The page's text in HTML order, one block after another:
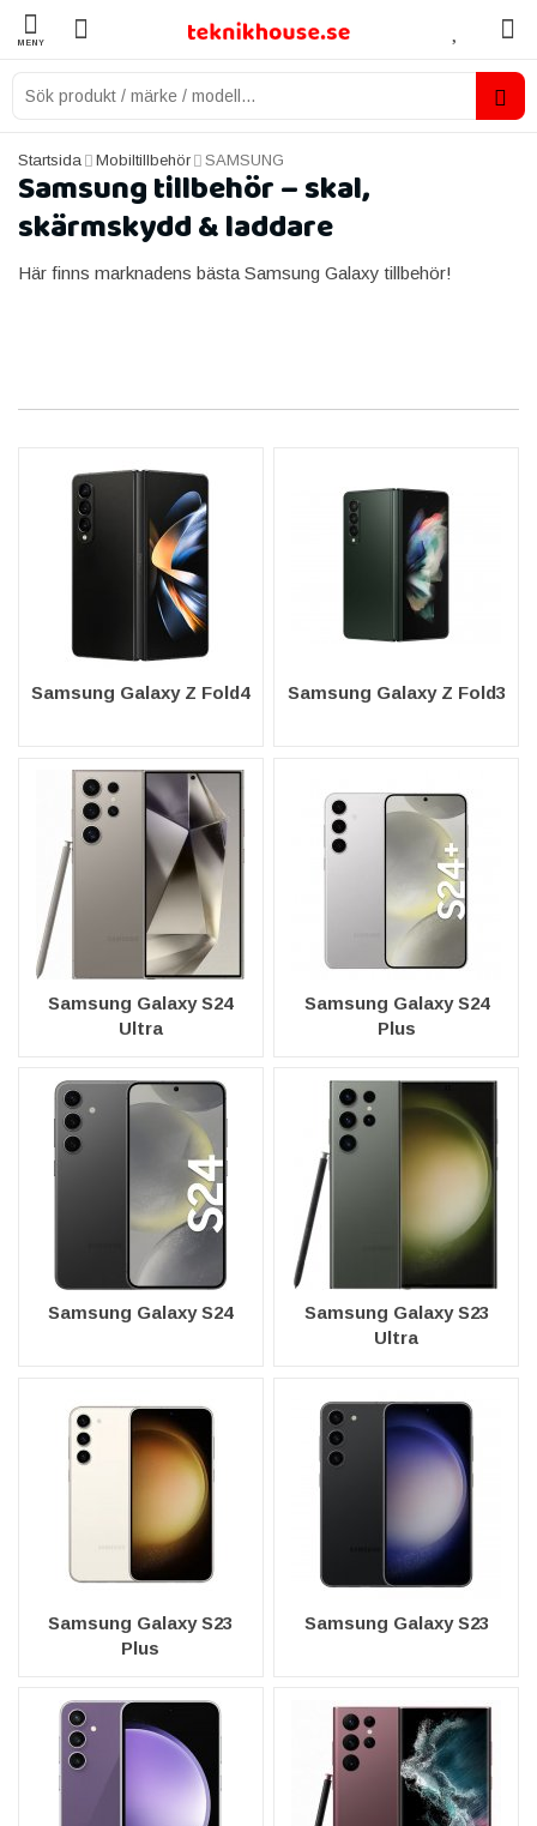
MENY
Startsida Mobiltillbehör SAMSUNG
Samsung tillbehör – skal,
skärmskydd & laddare
Här finns marknadens bästa Samsung Galaxy tillbehör!
Samsung Galaxy Z Fold4 Samsung Galaxy Z Fold3
Samsung Galaxy S24
Ultra
Samsung Galaxy S24
Plus
Samsung Galaxy S24
Samsung Galaxy S23
Ultra
Samsung Galaxy S23
Plus
Samsung Galaxy S23